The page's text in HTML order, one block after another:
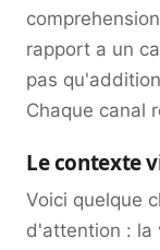
rapport a un
pas
Chaque canal
Le contexte
Voici quelque
d'attention : la